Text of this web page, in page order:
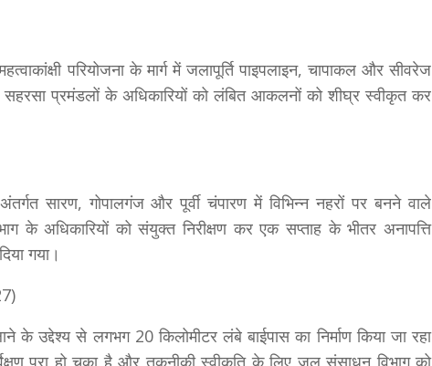
परियोजना के मार्ग में जलापूर्ति पाइपलाइन, चापाकल और सीवरेज
प्रमंडलों के अधिकारियों को लंबित आकलनों को शीघ्र स्वीकृत कर
सारण, गोपालगंज और पूर्वी चंपारण में विभिन्न नहरों पर बनने वाले
के अधिकारियों को संयुक्त निरीक्षण कर एक सप्ताह के भीतर अनापत्ति
गया।
उद्देश्य से लगभग 20 किलोमीटर लंबे बाईपास का निर्माण किया जा रहा
पूरा हो चुका है और तकनीकी स्वीकृति के लिए जल संसाधन विभाग को